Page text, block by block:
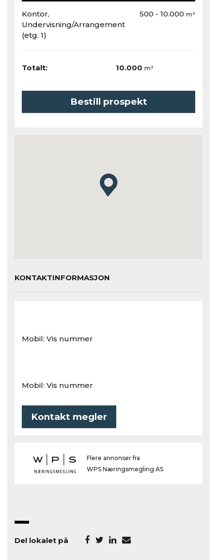
Kontor,
Undervisning/Arrangement
(etg. 1)
500 - 10.000 m²
Totalt: 10.000 m²
Bestill prospekt
KONTAKTINFORMASJON
Mobil: Vis nummer
Mobil: Vis nummer
Kontakt megler
Flere annonser fra
WPS Næringsmegling AS
Del lokalet på